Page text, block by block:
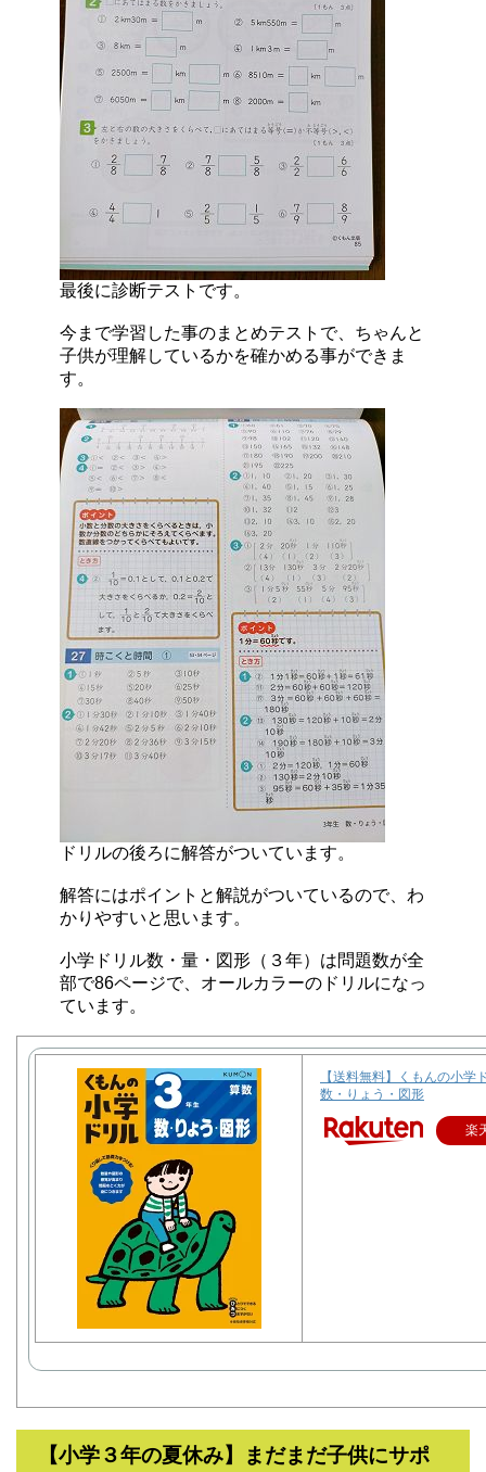
最後に診断テストです。
今まで学習した事のまとめテストで、ちゃんと
子供が理解しているかを確かめる事ができま
す。
ドリルの後ろに解答がついています。
解答にはポイントと解説がついているので、わ
かりやすいと思います。
小学ドリル数・量・図形（３年）は問題数が全
部で86ページで、オールカラーのドリルになっ
ています。
【送料無料】くもんの小学
数・りょう・図形
楽
【小学３年の夏休み】まだまだ子供にサポ